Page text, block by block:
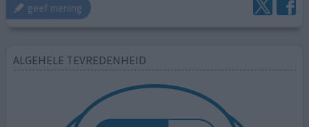
geef mening
ALGEHELE TEVREDENHEID